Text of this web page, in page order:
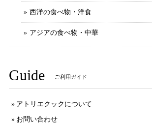
西洋の食べ物・洋食
アジアの食べ物・中華
Guide ご利用ガイド
アトリエクックについて
お問い合わせ